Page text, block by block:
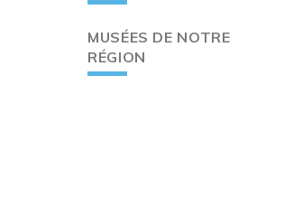
MUSÉES DE NOTRE
RÉGION